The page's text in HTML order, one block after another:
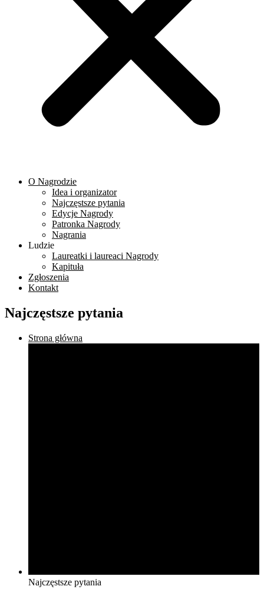
O Nagrodzie
Idea i organizator
Najczęstsze pytania
Edycje Nagrody
Patronka Nagrody
Nagrania
Ludzie
Laureatki i laureaci Nagrody
Kapituła
Zgłoszenia
Kontakt
Najczęstsze pytania
Strona główna
Najczęstsze pytania